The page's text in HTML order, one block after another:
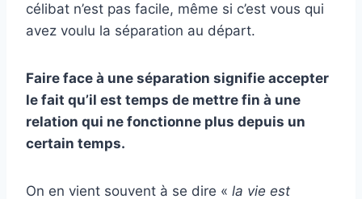
célibat n’est pas facile, même si c’est vous qui
avez voulu la séparation au départ.
Faire face à une séparation signifie accepter
le fait qu’il est temps de mettre fin à une
relation qui ne fonctionne plus depuis un
certain temps.
On en vient souvent à se dire « la vie est